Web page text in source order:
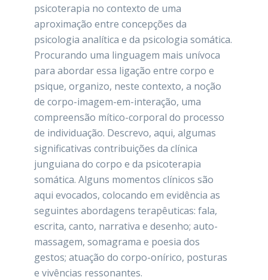
psicoterapia no contexto de uma
aproximação entre concepções da
psicologia analítica e da psicologia somática.
Procurando uma linguagem mais unívoca
para abordar essa ligação entre corpo e
psique, organizo, neste contexto, a noção
de corpo-imagem-em-interação, uma
compreensão mítico-corporal do processo
de individuação. Descrevo, aqui, algumas
significativas contribuições da clínica
junguiana do corpo e da psicoterapia
somática. Alguns momentos clínicos são
aqui evocados, colocando em evidência as
seguintes abordagens terapêuticas: fala,
escrita, canto, narrativa e desenho; auto-
massagem, somagrama e poesia dos
gestos; atuação do corpo-onírico, posturas
e vivências ressonantes.